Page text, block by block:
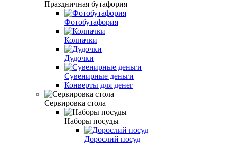
Праздничная бутафория
Фотобутафория
Колпачки
Дудочки
Сувенирные деньги
Конверты для денег
Сервировка стола
Наборы посуды
Дорослий посуд